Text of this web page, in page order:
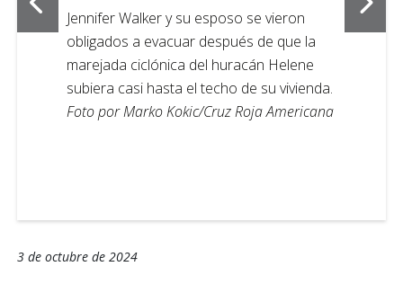
Jennifer Walker y su esposo se vieron
obligados a evacuar después de que la
marejada ciclónica del huracán Helene
subiera casi hasta el techo de su vivienda.
Foto por Marko Kokic/Cruz Roja Americana
3 de octubre de 2024